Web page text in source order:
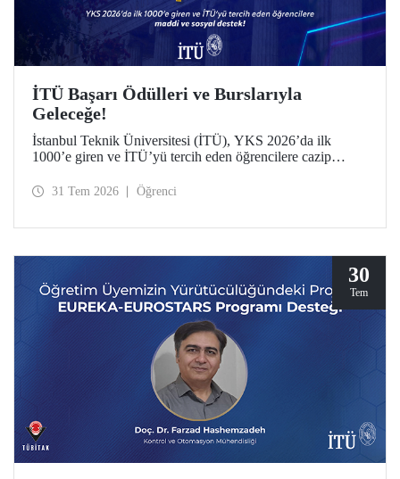
İTÜ Başarı Ödülleri ve Burslarıyla
Geleceğe!
İstanbul Teknik Üniversitesi (İTÜ), YKS 2026’da ilk
1000’e giren ve İTÜ’yü tercih eden öğrencilere cazip
31 Tem 2026 Öğrenci
30
Tem